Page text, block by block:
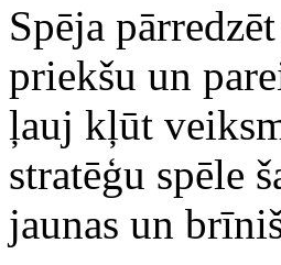
Spēja
priekšu un
ļauj kļūt
stratēģu spēle
jaunas un